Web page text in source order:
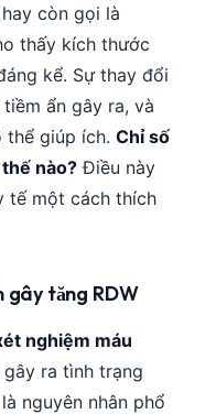
còn gọi là
thấy kích thước
kể. Sự thay đổi
ẩn gây ra, và
thể giúp ích. Chỉ số
nào? Điều này
tế một cách thích
gây tăng RDW
nghiệm máu
gây ra tình trạng
nguyên nhân phổ